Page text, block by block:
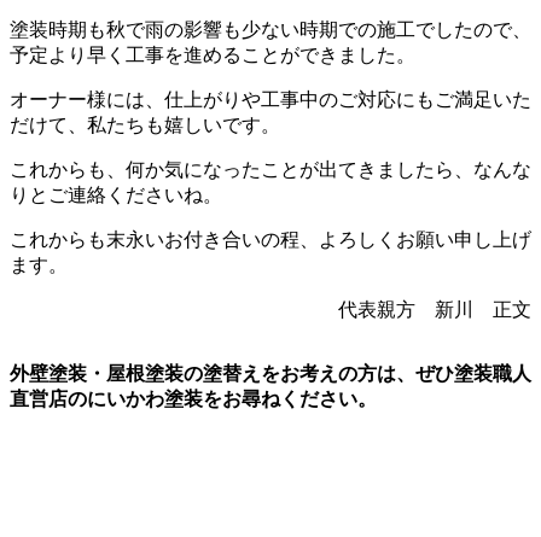
塗装時期も秋で雨の影響も少ない時期での施工でしたので、
予定より早く工事を進めることができました。
オーナー様には、仕上がりや工事中のご対応にもご満足いた
だけて、私たちも嬉しいです。
これからも、何か気になったことが出てきましたら、なんな
りとご連絡くださいね。
これからも末永いお付き合いの程、よろしくお願い申し上げ
ます。
代表親方 新川 正文
外壁塗装・屋根塗装の塗替えをお考えの方は、ぜひ塗装職人
直営店のにいかわ塗装をお尋ねください。